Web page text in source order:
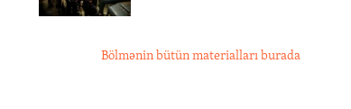
Bölmənin bütün materialları burada